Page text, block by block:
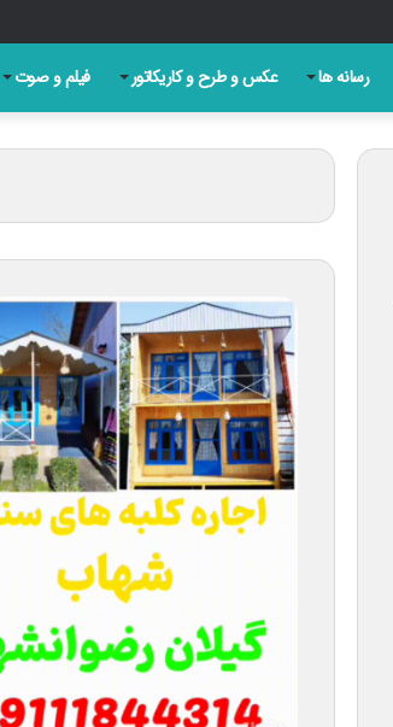
رسانه ها عکس و طرح و کاریکاتور فیلم و صوت